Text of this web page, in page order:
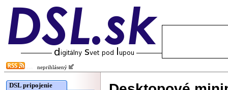
neprihlásený
DSL pripojenie